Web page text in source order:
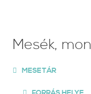
Mesék,
MESETÁR